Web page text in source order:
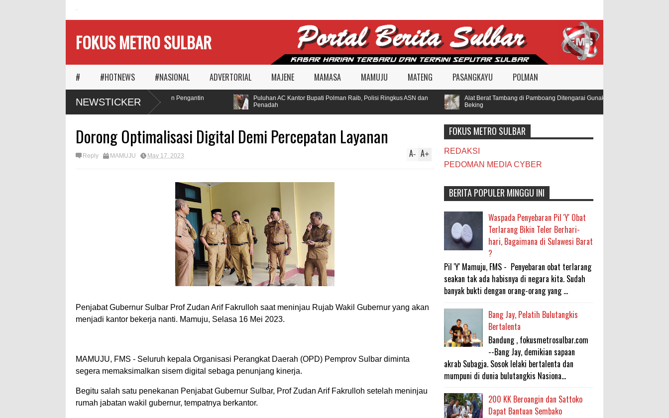
FOKUS METRO SULBAR
# #HOTNEWS #NASIONAL ADVERTORIAL MAJENE MAMASA MAMUJU MATENG PASANGKAYU POLMAN
NEWSTICKERMAPIA Ajak Calon Pengantin
Tanam Pohon
Puluhan AC Kantor Bupati Polman Raib, Polisi Ringkus ASN dan
Penadah
Alat Berat Tambang di Pamboang Ditengarai Gunakan BBM Subsidi, Oknum
Beking
Dorong Optimalisasi Digital Demi Percepatan Layanan
Reply MAMUJU May 17, 2023 A+
A-
Penjabat Gubernur Sulbar Prof Zudan Arif Fakrulloh saat meninjau Rujab Wakil Gubernur yang akan
menjadi kantor bekerja nanti. Mamuju, Selasa 16 Mei 2023.
MAMUJU, FMS - Seluruh kepala Organisasi Perangkat Daerah (OPD) Pemprov Sulbar diminta
segera memaksimalkan sisem digital sebaga penunjang kinerja.
Begitu salah satu penekanan Penjabat Gubernur Sulbar, Prof Zudan Arif Fakrulloh setelah meninjau
rumah jabatan wakil gubernur, tempatnya berkantor.
FOKUS METRO SULBAR
REDAKSI
PEDOMAN MEDIA CYBER
BERITA POPULER MINGGU INI
Waspada Penyebaran Pil 'Y' Obat
Terlarang Bikin Teler Berhari-
hari, Bagaimana di Sulawesi Barat
?
Pil 'Y' Mamuju, FMS - Penyebaran obat terlarang
seakan tak ada habisnya di negara kita. Sudah
banyak bukti dengan orang-orang yang ...
Bang Jay, Pelatih Bulutangkis
Bertalenta
Bandung , fokusmetrosulbar.com
--Bang Jay, demikian sapaan
akrab Subagja. Sosok lelaki bertalenta dan
mumpuni di dunia bulutangkis Nasiona...
200 KK Beroangin dan Sattoko
Dapat Bantuan Sembako